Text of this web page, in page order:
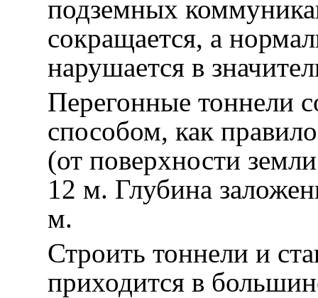
подземных
сокращается, а
нарушается в
Перегонные тоннели
способом, как
(от поверхности
12 м. Глубина
м.
Строить тоннели и
приходится в